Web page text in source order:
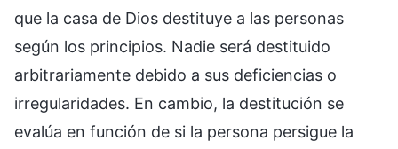
que la casa de Dios destituye a las personas
según los principios. Nadie será destituido
arbitrariamente debido a sus deficiencias o
irregularidades. En cambio, la destitución se
evalúa en función de si la persona persigue la